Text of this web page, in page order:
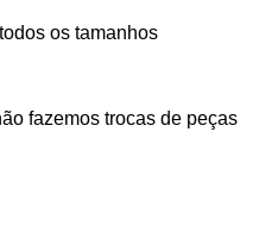
os tamanhos
fazemos trocas de peças